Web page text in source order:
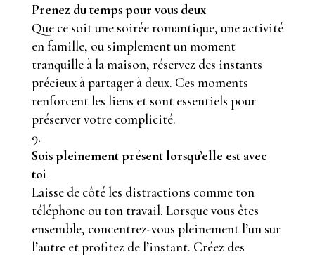
Prenez du temps pour vous deux
Que ce soit une soirée romantique, une activité
en famille, ou simplement un moment
tranquille à la maison, réservez des instants
précieux à partager à deux. Ces moments
renforcent les liens et sont essentiels pour
préserver votre complicité.
Sois pleinement présent lorsqu’elle est avec
toi
Laisse de côté les distractions comme ton
téléphone ou ton travail. Lorsque vous êtes
ensemble, concentrez-vous pleinement l’un sur
l’autre et profitez de l’instant. Créez des